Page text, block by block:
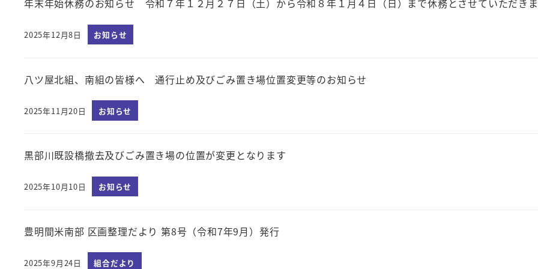
年末年始休務のお知らせ 令和７年１２月２７日（土）から令和８年１月４日（日）まで休務とさせていただき
投稿日
2025年12月8日 お知らせ
八ツ屋北組、南組の皆様へ 通行止め及びごみ置き場位置変更等のお知らせ
投稿日
2025年11月20日 お知らせ
黒部川既設橋撤去及びごみ置き場の位置が変更となります
投稿日
2025年10月10日 お知らせ
豊明間米南部 区画整理だより 第8号（令和7年9月）発行
2025年9月24日 組合だより